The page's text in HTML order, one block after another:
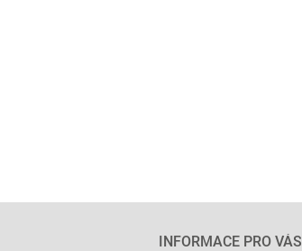
INFORMACE PRO VÁS